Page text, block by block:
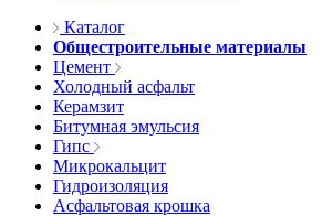
Каталог
Общестроительные материалы
Цемент
Холодный асфальт
Керамзит
Битумная эмульсия
Гипс
Микрокальцит
Гидроизоляция
Асфальтовая крошка